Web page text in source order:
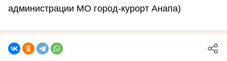
администрации МО город-курорт Анапа)